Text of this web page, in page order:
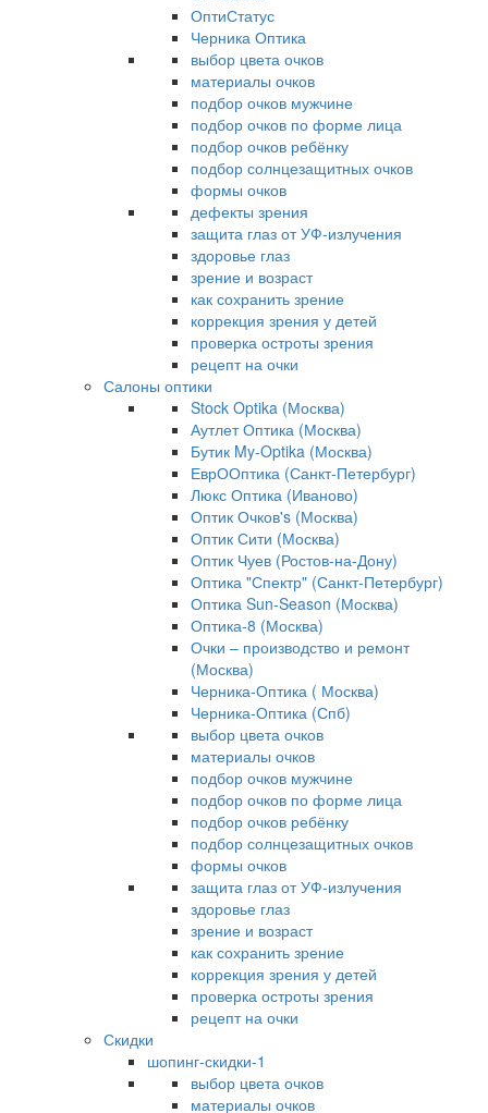
ОптиСтатус
Черника Оптика
выбор цвета очков
материалы очков
подбор очков мужчине
подбор очков по форме лица
подбор очков ребёнку
подбор солнцезащитных очков
формы очков
дефекты зрения
защита глаз от УФ-излучения
здоровье глаз
зрение и возраст
как сохранить зрение
коррекция зрения у детей
проверка остроты зрения
рецепт на очки
Салоны оптики
Stock Optika (Москва)
Аутлет Оптика (Москва)
Бутик My-Optika (Москва)
ЕврООптика (Санкт-Петербург)
Люкс Оптика (Иваново)
Оптик Очков's (Москва)
Оптик Сити (Москва)
Оптик Чуев (Ростов-на-Дону)
Оптика "Спектр" (Санкт-Петербург)
Оптика Sun-Season (Москва)
Оптика-8 (Москва)
Очки – производство и ремонт
(Москва)
Черника-Оптика ( Москва)
Черника-Оптика (Спб)
выбор цвета очков
материалы очков
подбор очков мужчине
подбор очков по форме лица
подбор очков ребёнку
подбор солнцезащитных очков
формы очков
защита глаз от УФ-излучения
здоровье глаз
зрение и возраст
как сохранить зрение
коррекция зрения у детей
проверка остроты зрения
рецепт на очки
Скидки
шопинг-скидки-1
выбор цвета очков
материалы очков